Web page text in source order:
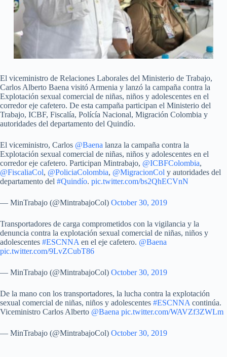
El viceministro de Relaciones Laborales del Ministerio de Trabajo,
Carlos Alberto Baena visitó Armenia y lanzó la campaña contra la
Explotación sexual comercial de niñas, niños y adolescentes en el
corredor eje cafetero. De esta campaña participan el Ministerio del
Trabajo, ICBF, Fiscalía, Polícía Nacional, Migración Colombia y
autoridades del departamento del Quindío.
El viceministro, Carlos @Baena lanza la campaña contra la
Explotación sexual comercial de niñas, niños y adolescentes en el
corredor eje cafetero. Participan Mintrabajo, @ICBFColombia,
@FiscaliaCol, @PoliciaColombia, @MigracionCol y autoridades del
departamento del #Quindío. pic.twitter.com/bs2QhECVnN
— MinTrabajo (@MintrabajoCol) October 30, 2019
Transportadores de carga comprometidos con la vigilancia y la
denuncia contra la explotación sexual comercial de niñas, niños y
adolescentes #ESCNNA en el eje cafetero. @Baena
pic.twitter.com/9LvZCubT86
— MinTrabajo (@MintrabajoCol) October 30, 2019
De la mano con los transportadores, la lucha contra la explotación
sexual comercial de niñas, niños y adolescentes #ESCNNA continúa.
Viceministro Carlos Alberto @Baena pic.twitter.com/WAVZf3ZWLm
— MinTrabajo (@MintrabajoCol) October 30, 2019